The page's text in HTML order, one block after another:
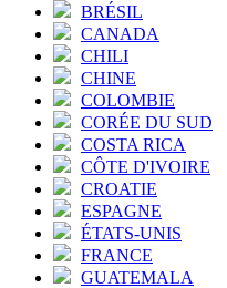
BRÉSIL
CANADA
CHILI
CHINE
COLOMBIE
CORÉE DU SUD
COSTA RICA
CÔTE D'IVOIRE
CROATIE
ESPAGNE
ÉTATS-UNIS
FRANCE
GUATEMALA